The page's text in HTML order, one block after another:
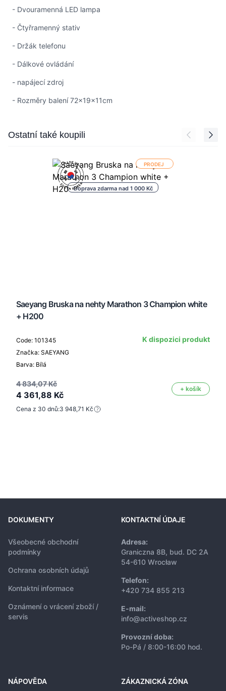
- Dvouramenná LED lampa
- Čtyřramenný stativ
- Držák telefonu
- Dálkové ovládání
- napájecí zdroj
- Rozměry balení 72x19x11cm
Press to skip carousel
Ostatní také koupili
PRODEJ
Doprava zdarma nad 1 000 Kč
Saeyang Bruska na nehty Marathon 3 Champion white
+ H200
Code: 101345
Značka: SAEYANG
Barva: Bílá
K dispozici produkt
4 834,07 Kč
4 361,88 Kč
+ košík
Cena z 30 dnů:3 948,71 Kč
DOKUMENTY
Všeobecné obchodní
podmínky
Ochrana osobních údajů
Kontaktní informace
Oznámení o vrácení zboží /
servis
KONTAKTNÍ ÚDAJE
Adresa:
Graniczna 8B, bud. DC 2A
54-610 Wrocław
Telefon:
+420 734 855 213
E-mail:
info@activeshop.cz
Provozní doba:
Po-Pá / 8:00-16:00 hod.
NÁPOVĚDA ZÁKAZNICKÁ ZÓNA